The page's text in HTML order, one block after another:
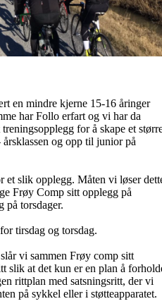
en mindre kjerne 15-16 åringer
har Follo erfart og vi har da
for å skape et
og opp til junior på
et slik opplegg. Måten vi løser
Frøy Comp sitt opplegg på
på torsdager.
tirsdag og torsdag.
vi sammen Frøy comp sitt
slik at det kun er en plan å
rittplan med satsningsritt, der vi
på sykkel eller i støtteapparatet.